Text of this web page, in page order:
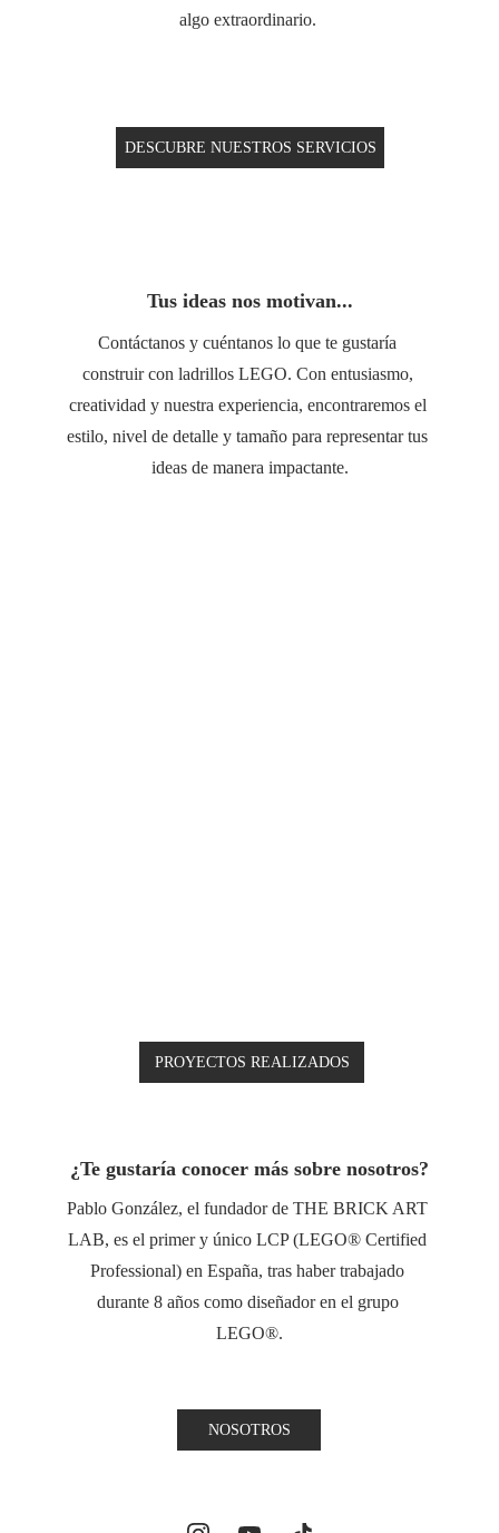
algo extraordinario.
DESCUBRE NUESTROS SERVICIOS
Tus ideas nos motivan...
Contáctanos y cuéntanos lo que te gustaría
construir con ladrillos LEGO. Con entusiasmo,
creatividad y nuestra experiencia, encontraremos el
estilo, nivel de detalle y tamaño para representar tus
ideas de manera impactante.
PROYECTOS REALIZADOS
¿Te gustaría conocer más sobre nosotros?
Pablo González, el fundador de THE BRICK ART
LAB, es el primer y único LCP (LEGO® Certified
Professional) en España, tras haber trabajado
durante 8 años como diseñador en el grupo
LEGO®.
NOSOTROS